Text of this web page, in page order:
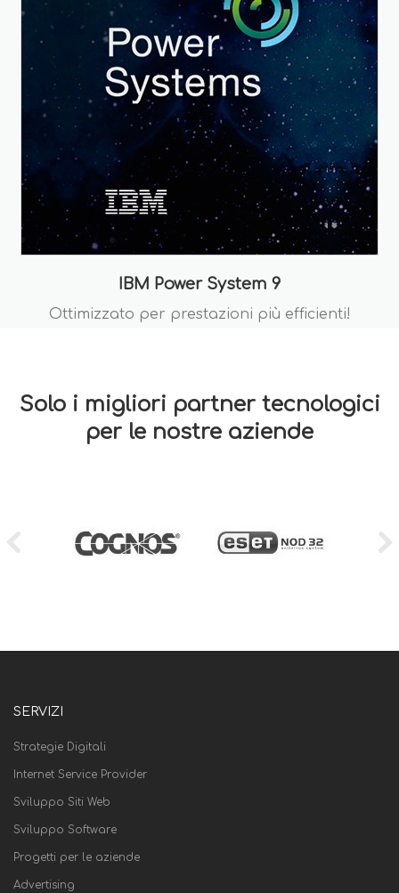
IBM Power System 9
Ottimizzato per prestazioni più efficienti!
Solo i migliori partner tecnologici
per le nostre aziende
SERVIZI
Strategie Digitali
Internet Service Provider
Sviluppo Siti Web
Sviluppo Software
Progetti per le aziende
Advertising